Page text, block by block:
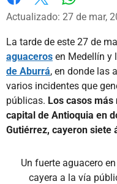
Facebook
X
Actualizado: 27 de mar,
La tarde de este 27 de
aguaceros en Medellín y
de Aburrá, en donde las
varios incidentes que
públicas. Los casos
capital de Antioquia en
Gutiérrez, cayeron siete
Un fuerte aguacero
cayera a la vía